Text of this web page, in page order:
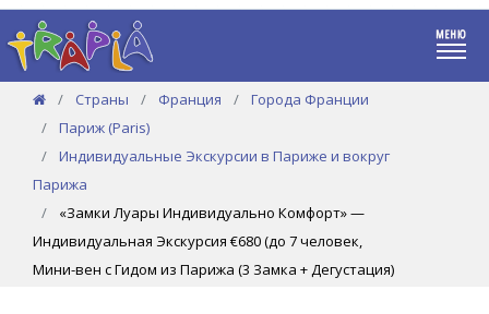
Страны Франция
Города Франции
Париж (Paris)
Индивидуальные Экскурсии в Париже и вокруг
Парижа
«Замки Луары Индивидуально Комфорт» —
Индивидуальная Экскурсия €680 (до 7 человек,
Мини-вен с Гидом из Парижа (3 Замка + Дегустация)